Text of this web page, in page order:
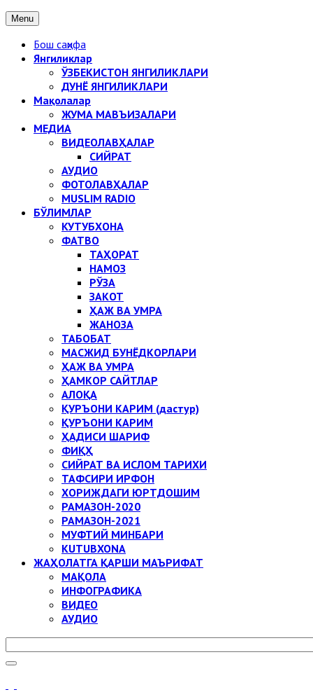
Menu
Бош саҳифа
Янгиликлар
ЎЗБЕКИСТОН ЯНГИЛИКЛАРИ
ДУНЁ ЯНГИЛИКЛАРИ
Мақолалар
ЖУМА МАВЪИЗАЛАРИ
МЕДИА
ВИДЕОЛАВҲАЛАР
СИЙРАТ
АУДИО
ФОТОЛАВҲАЛАР
MUSLIM RADIO
БЎЛИМЛАР
КУТУБХОНА
ФАТВО
ТАҲОРАТ
НАМОЗ
РЎЗА
ЗАКОТ
ҲАЖ ВА УМРА
ЖАНОЗА
ТАБОБАТ
МАСЖИД БУНЁДКОРЛАРИ
ҲАЖ ВА УМРА
ҲАМКОР САЙТЛАР
АЛОҚА
ҚУРЪОНИ КАРИМ (дастур)
ҚУРЪОНИ КАРИМ
ҲАДИСИ ШАРИФ
ФИҚҲ
СИЙРАТ ВА ИСЛОМ ТАРИХИ
ТАФСИРИ ИРФОН
ХОРИЖДАГИ ЮРТДОШИМ
РАМАЗОН-2020
РАМАЗОН-2021
МУФТИЙ МИНБАРИ
KUTUBXONA
ЖАҲОЛАТГА ҚАРШИ МАЪРИФАТ
МАҚОЛА
ИНФОГРАФИКА
ВИДЕО
АУДИО